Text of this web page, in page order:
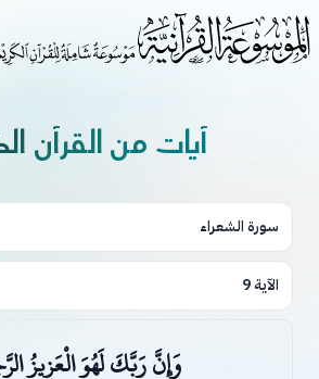
آيات من القرآن
سورة الشعراء
الآية 9
وَإِنَّ رَبَّكَ لَهُوَ الْعَزِيزُ